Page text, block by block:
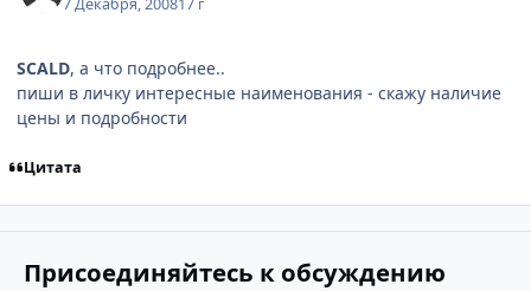
SCALD, а что подробнее..
пиши в личку интересные наименования - скажу наличие
цены и подробности
Цитата
Присоединяйтесь к обсуждению